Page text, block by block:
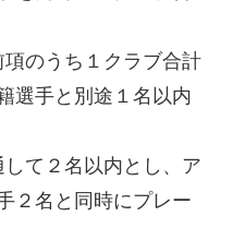
のうち１クラブ合計
選手と別途１名以内
て２名以内とし、ア
２名と同時にプレー